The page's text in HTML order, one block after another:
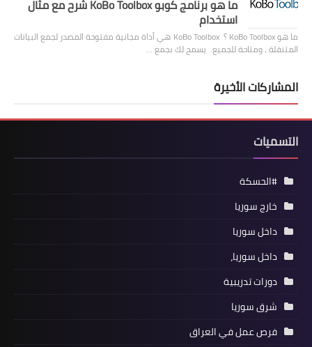
ما هو برنامج كوبو KoBo Toolbox شرح مع مثال
استخدام
ما هو KoBo Toolbox ؟ KoBo Toolbox هي أداة مجانية مفتوحة المصدر لجمع البيانات
المتنقلة ، ومتاحة للجميع. يسمح لك بجمع …
المشاركات الأخيرة
التسميات
#الحسكة
خارج سوريا
داخل سوريا
داخل سوريا،
دورات تدريبية
شرق سوريا
فرص عمل في العراق